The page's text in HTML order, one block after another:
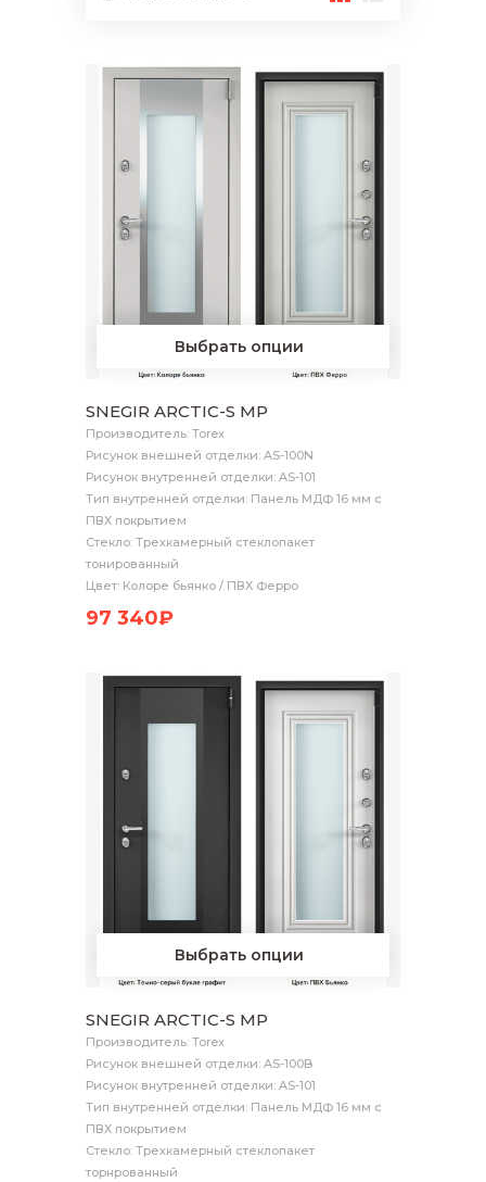
Выбрать опции
SNEGIR ARCTIC-S MP
Производитель: Torex
Рисунок внешней отделки: AS-100N
Рисунок внутренней отделки: AS-101
Тип внутренней отделки: Панель МДФ 16 мм с
ПВХ покрытием
Стекло: Трехкамерный стеклопакет
тонированный
Цвет: Колоре бьянко / ПВХ Ферро
97 340₽
Выбрать опции
SNEGIR ARCTIC-S MP
Производитель: Torex
Рисунок внешней отделки: AS-100B
Рисунок внутренней отделки: AS-101
Тип внутренней отделки: Панель МДФ 16 мм с
ПВХ покрытием
Стекло: Трехкамерный стеклопакет
торнрованный